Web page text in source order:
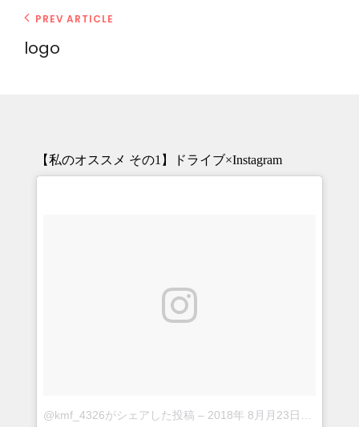
投
稿
ョ
Previous
Post
PREV ARTICLE
logo
【私のオススメ その1】ドライブ×Instagram
@kmf_4326がシェアした投稿 – 2018年 8月月23日午前5時04分PDT